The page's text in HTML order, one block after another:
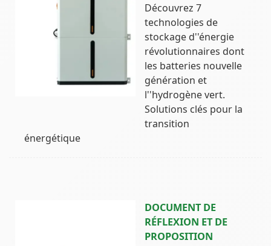
Découvrez 7
technologies de
stockage d''énergie
révolutionnaires dont
les batteries nouvelle
génération et
l''hydrogène vert.
Solutions clés pour la
transition
énergétique
DOCUMENT DE
RÉFLEXION ET DE
PROPOSITION